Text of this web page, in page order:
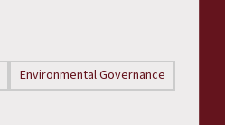
Environmental Governance